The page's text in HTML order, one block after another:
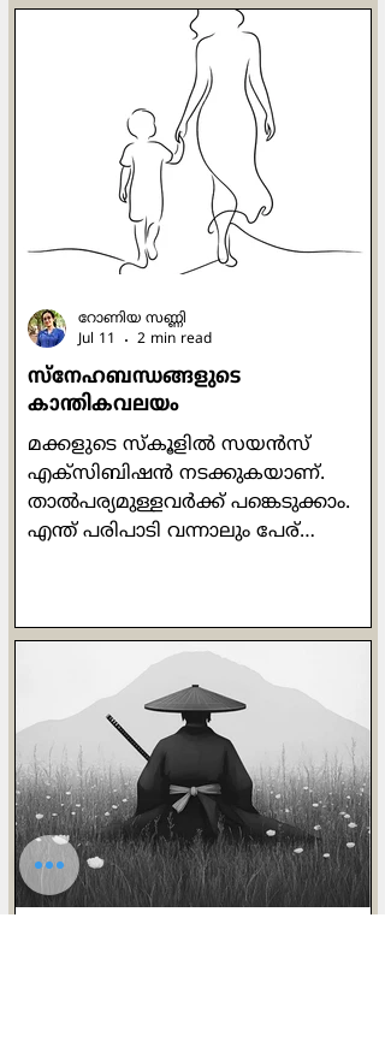
വീണ്ടും ലയിച്ചു. ഗുരു
അപ്രത്യക്ഷനുമായി. പിന്നീട്
ജനസാഗരത്തിന് മുന്‍പില്‍ ശിഷ്യന്‍
സംസാരിക്കുന്നു. ആ കൂട്ടത്തില്‍
ഗുരുവും ഉണ്ടായിരുന്നു. ശിഷ്യന്‍
ഒറ്റനോട്ടത്തില്‍ ഗുരുവിനെ
കണ്ടുപിടിച്ചു. അയാള്‍ ഗുരുവിന്‍റെ
സമക്ഷം എത്
സ്നേഹബന്ധങ്ങളുടെ
കാന്തികവലയം
മക്കളുടെ സ്കൂളില്‍ സയന്‍സ്
എക്സിബിഷന്‍ നടക്കുകയാണ്.
താല്‍പര്യമുള്ളവര്‍ക്ക് പങ്കെടുക്കാം.
എന്ത് പരിപാടി വന്നാലും പേര്
പ്രോജക്ടിനുള്ള വിഷയം കണ്ടെത്തലും
പ്രോജക്ട് തയ്യാറാക്കലുമൊക്കെ
ഞങ്ങളുടെ ഉത്തരവാദിത്തമാണ്.
അല്ലെങ്കിലും ഇപ്പോള്‍ മക്കളുടെ
ഹോംവര്‍ക്കുകള്‍ പോലും
മാതാപിതാക്കള്‍ക്കുള്ളതാണല്ലോ!
ക്രാഫ്റ്റ് വര്‍ക്കുകളിലൊക്കെ പണ്ടേ
വീക്ക് ആയ ഞാന്‍ ഏറ്റവും
എളുപ്പത്തില്‍ ചെയ്യാന്‍ പറ
റോണിയ സണ്ണി
Jul 11
2 min read